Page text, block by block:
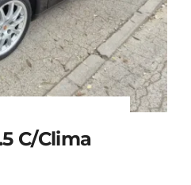
C/clima